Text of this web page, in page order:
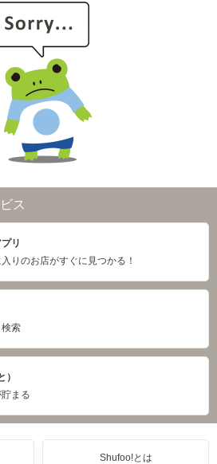
ス
リ
りのお店がすぐに見つかる！
索
まる
Shufoo!とは